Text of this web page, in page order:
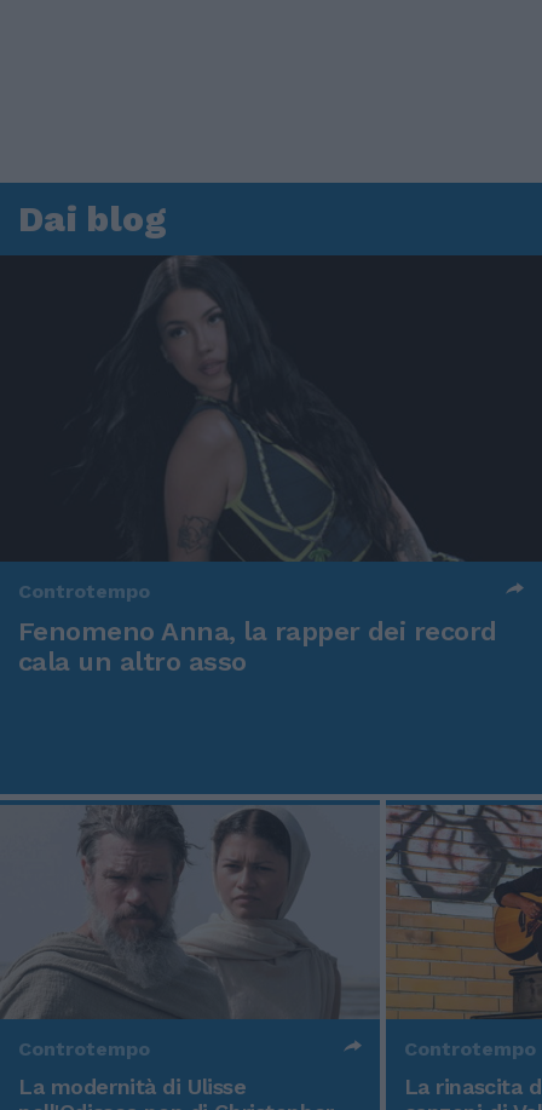
Dai blog
Controtempo
Fenomeno Anna, la rapper dei record
cala un altro asso
Controtempo
La modernità di Ulisse
Controtempo
La rinascita